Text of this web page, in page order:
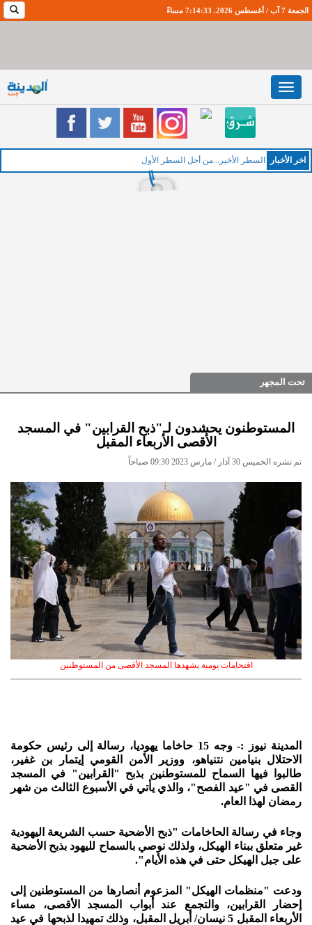
الجمعة 7 آب / أغسطس 2026. 7:14:34 مساءً
Toggle
navigation
اخر اﻷخبار
تحت المجهر
المستوطنون يحشدون لـ"ذبح القرابين" في المسجد
الأقصى الأربعاء المقبل
تم نشره الخميس 30 آذار / مارس 2023 09:30 صباحاً
اقتحامات يومية يشهدها المسجد الأقصى من المستوطنين
المدينة نيوز :-
وجه 15 حاخاما يهوديا، رسالة إلى رئيس حكومة
الاحتلال بنيامين نتنياهو، ووزير الأمن القومي إيتمار بن غفير،
طالبوا فيها السماح للمستوطنين بذبح "القرابين" في المسجد
القصى في "عيد الفصح"، والذي يأتي في الأسبوع الثالث من شهر
رمضان لهذا العام.
وجاء في رسالة الحاخامات "ذبح الأضحية حسب الشريعة اليهودية
غير متعلق ببناء الهيكل، ولذلك نوصي بالسماح لليهود بذبح الأضحية
على جبل الهيكل حتى في هذه الأيام".
ودعت "منظمات الهيكل" المزعوم أنصارها من المستوطنين إلى
إحضار القرابين، والتجمع عند أبواب المسجد الأقصى، مساء
الأربعاء المقبل 5 نيسان/ أبريل المقبل، وذلك تمهيدا لذبحها في عيد